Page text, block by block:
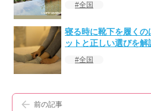
全国
寝る時に靴下を履くの
ットと正しい選びを解
全国
前の記事